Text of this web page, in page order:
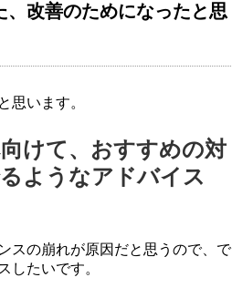
、改善のためになったと思
思います。
けて、おすすめの対
ようなアドバイス
スの崩れが原因だと思うので、で
したいです。